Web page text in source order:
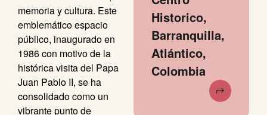
memoria y cultura. Este
emblemático espacio
público, inaugurado en
1986 con motivo de la
histórica visita del Papa
Juan Pablo II, se ha
consolidado como un
vibrante punto de
Historico,
Barranquilla,
Atlántico,
Colombia